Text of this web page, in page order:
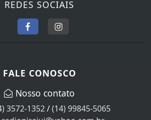
3572-1352/(14) 99845-5065
radiopirajui@yahoo.com.br